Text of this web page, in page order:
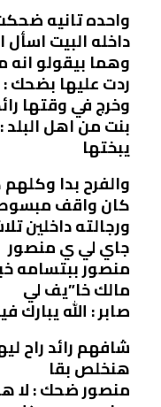
واحده تانيه
داخله البيت
وهما بيقولو
ردت عليها بضحك
وخرج في وقتها
بنت من اهل
يبختها
والفرح بدا
كان واقف
ورجالته داخلين
جاي لي ي منصور
منصور ببتسامه
مالك خا”يف لي
صابر : الله
شافهم رائد راح
هنخلص بقا
منصور ضحك : لا